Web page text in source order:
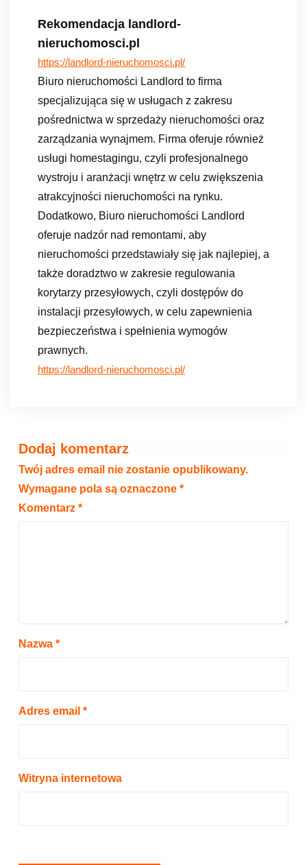
Rekomendacja landlord-
nieruchomosci.pl
https://landlord-nieruchomosci.pl/
Biuro nieruchomości Landlord to firma
specjalizująca się w usługach z zakresu
pośrednictwa w sprzedaży nieruchomości oraz
zarządzania wynajmem. Firma oferuje również
usługi homestagingu, czyli profesjonalnego
wystroju i aranżacji wnętrz w celu zwiększenia
atrakcyjności nieruchomości na rynku.
Dodatkowo, Biuro nieruchomości Landlord
oferuje nadzór nad remontami, aby
nieruchomości przedstawiały się jak najlepiej, a
także doradztwo w zakresie regulowania
korytarzy przesyłowych, czyli dostępów do
instalacji przesyłowych, w celu zapewnienia
bezpieczeństwa i spełnienia wymogów
prawnych.
https://landlord-nieruchomosci.pl/
Dodaj komentarz
Twój adres email nie zostanie opublikowany.
Wymagane pola są oznaczone *
Komentarz *
Nazwa *
Adres email *
Witryna internetowa